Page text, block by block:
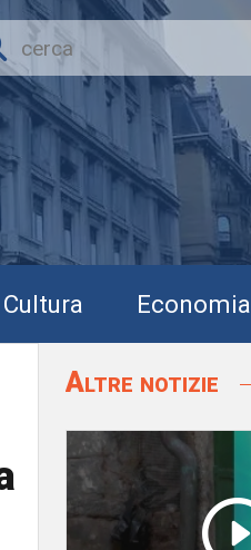
Cultura Economia
Altre notizie